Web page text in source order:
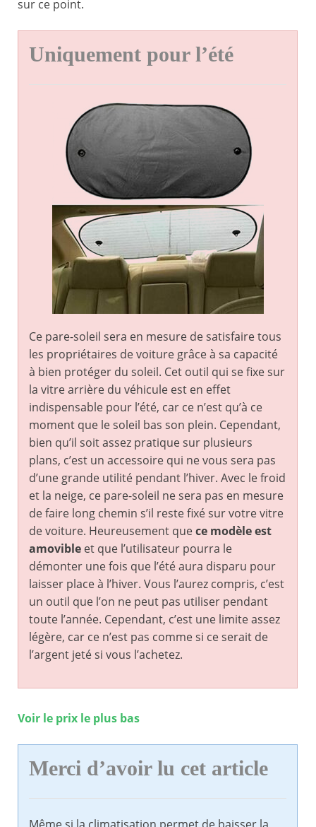
sur ce point.
Uniquement pour l’été
Ce pare-soleil sera en mesure de satisfaire tous
les propriétaires de voiture grâce à sa capacité
à bien protéger du soleil. Cet outil qui se fixe sur
la vitre arrière du véhicule est en effet
indispensable pour l’été, car ce n’est qu’à ce
moment que le soleil bas son plein. Cependant,
bien qu’il soit assez pratique sur plusieurs
plans, c’est un accessoire qui ne vous sera pas
d’une grande utilité pendant l’hiver. Avec le froid
et la neige, ce pare-soleil ne sera pas en mesure
de faire long chemin s’il reste fixé sur votre vitre
de voiture. Heureusement quece modèle est
amovible et que l’utilisateur pourra le
démonter une fois que l’été aura disparu pour
laisser place à l’hiver. Vous l’aurez compris, c’est
un outil que l’on ne peut pas utiliser pendant
toute l’année. Cependant, c’est une limite assez
légère, car ce n’est pas comme si ce serait de
l’argent jeté si vous l’achetez.
Voir le prix le plus bas
Merci d’avoir lu cet article